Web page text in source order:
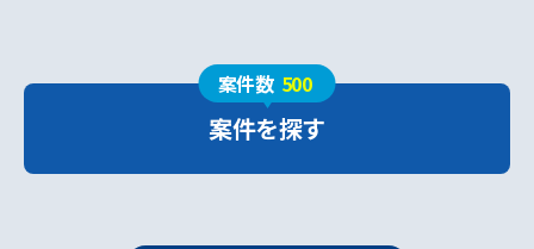
案件数 500
案件を探す